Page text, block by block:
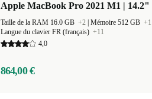
Apple MacBook Pro 2021 M1 | 14.2"
Taille de la RAM 16.0 GB +2 Mémoire 512 GB +1
Langue du clavier FR (français) +11
4,0
864,00 €